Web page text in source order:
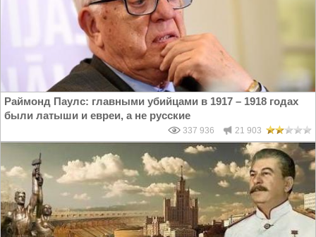
Раймонд Паулс: главными убийцами в 1917 – 1918 годах
были латыши и евреи, а не русские
337 936 21 903